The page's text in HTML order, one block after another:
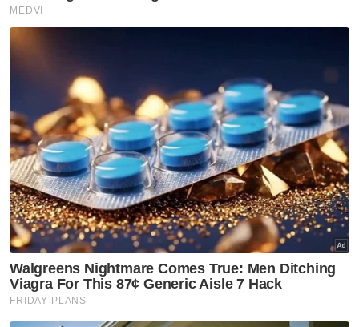
Berita Telus & Tulus menerusi E-Mel setiap
Tambahnya, usaha untuk menghapuskan
rasuah yang telah membarah ini tidak akan
tercapai tanpa adanya kesedaran dan
sokongan semua pihak, selain memerlukan
gerakan rakyat secara besar-besaran.